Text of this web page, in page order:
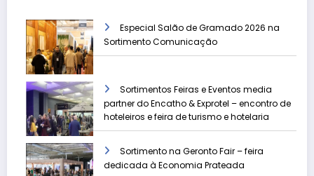
Especial Salão de Gramado 2026 na
Sortimento Comunicação
Sortimentos Feiras e Eventos media
partner do Encatho & Exprotel – encontro de
hoteleiros e feira de turismo e hotelaria
Sortimento na Geronto Fair – feira
dedicada à Economia Prateada